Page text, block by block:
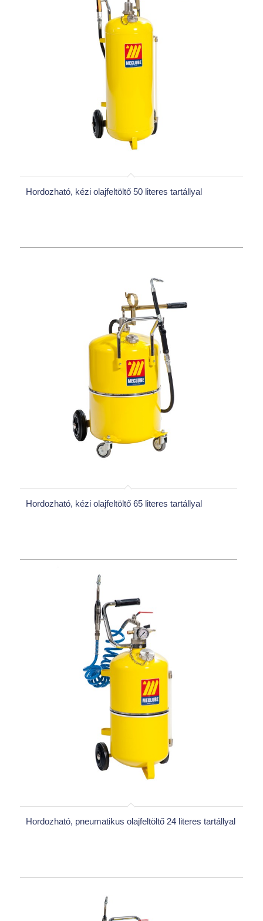
Hordozható, kézi olajfeltöltő 50 literes tartállyal
Hordozható, kézi olajfeltöltő 65 literes tartállyal
Hordozható, pneumatikus olajfeltöltő 24 literes tartállyal